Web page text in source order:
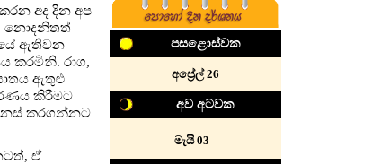
අද දින අප
නොදනිතත්
ඇතිවන
කරමිනි. රාග,
ඇතුළු
කිරීමට
කරගන්නට
ඒ
පසළොස්වක
අප්‍රේල් 26
අව අටවක
මැයි 03